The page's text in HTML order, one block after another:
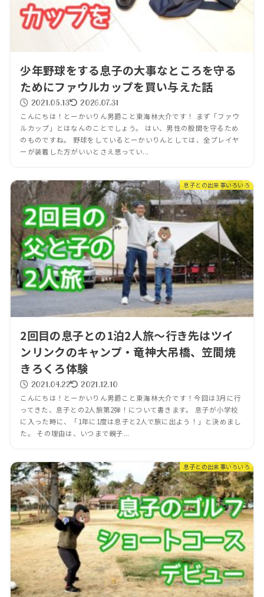
少年野球をする息子の大事なところを守る
ためにファウルカップを買い与えた話
2021.05.13 2026.07.31
こんにちは！とーかいりん男爵こと東海林大介です！ まず「ファウ
ルカップ」とはなんのことでしょう。 はい、男性の股間を守るため
のものですね。 野球をしているとーかいりんとしては、全プレイヤ
ーが装着した方がいいとさえ思ってい...
息子との出来事いろいろ
2回目の息子との1泊2人旅～行き先はツイ
ンリンクのキャンプ・竜神大吊橋、笠間焼
きろくろ体験
2021.04.22 2021.12.10
こんにちは！とーかいりん男爵こと東海林大介です！今回は3月に行
ってきた、息子との2人旅第2弾！について書きます。 息子が小学校
に入った時に、「1年に1度は息子と2人で旅に出よう！」と決めまし
た。 その理由は、いつまで親子...
息子との出来事いろいろ